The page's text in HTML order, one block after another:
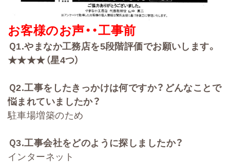
お客様のお声・・工事前
Ｑ1.やまなか工務店を5段階評価でお願いします。
★★★★（星4つ）
Ｑ2.工事をしたきっかけは何ですか？どんなことで
悩まれていましたか？
駐車場増築のため
Ｑ3.工事会社をどのように探しましたか？
インターネット